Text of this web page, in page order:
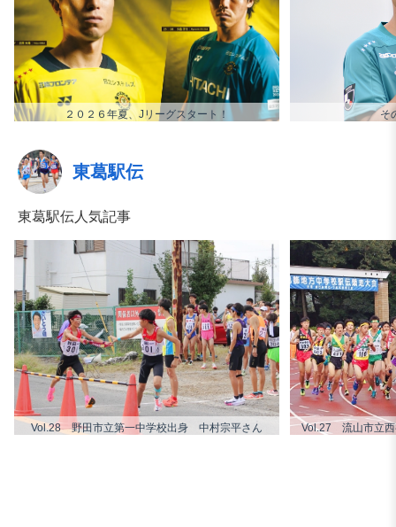
２０２６年夏、Jリーグスタート！ そ
東葛駅伝
東葛駅伝人気記事
Vol.28 野田市立第一中学校出身 中村宗平さん Vol.27 流山市立